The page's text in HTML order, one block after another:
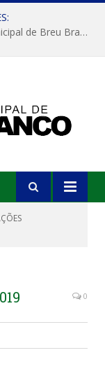
Solene de Reinauguração da Câmara Municipal de Breu Branco
0